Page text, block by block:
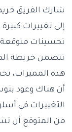
شارك الفريق
إلى تغييرات
تحسينات متوقعة
تتضمن خريطة
هذه المميزات،
أن هناك وعود
التغييرات في
من المتوقع أن